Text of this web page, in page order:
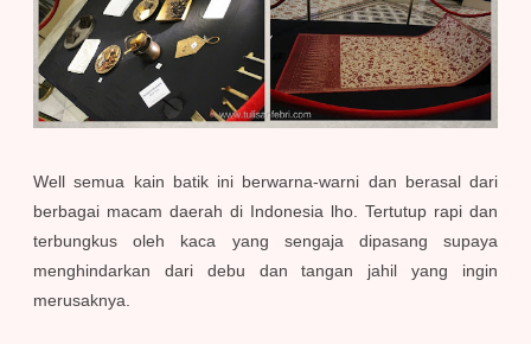
Well semua kain batik ini berwarna-warni dan berasal dari
berbagai macam daerah di Indonesia lho. Tertutup rapi dan
terbungkus oleh kaca yang sengaja dipasang supaya
menghindarkan dari debu dan tangan jahil yang ingin
merusaknya.